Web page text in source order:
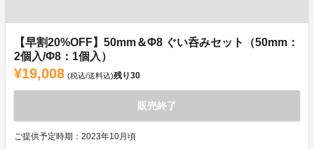
【早割20%OFF】50mm＆Φ8 ぐい呑みセット（50mm：
2個入/Φ8：1個入）
¥19,008 (税込/送料込)残り30
販売終了
ご提供予定時期：2023年10月頃